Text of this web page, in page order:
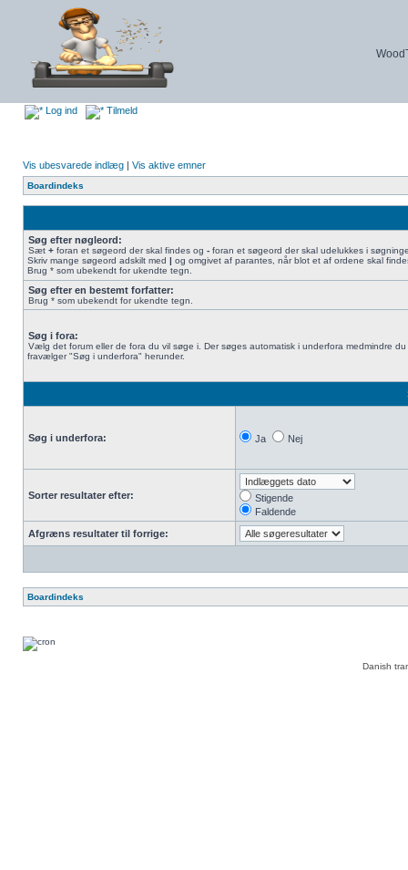
Log ind Tilmeld
Vis ubesvarede indlæg | Vis aktive emner
Boardindeks
Søg efter nøgleord:
Sæt + foran et søgeord der skal findes og - foran et søgeord der skal udelukkes i
Skriv mange søgeord adskilt med | og omgivet af parantes, når blot et af ordene skal
Brug * som ubekendt for ukendte tegn.
Søg efter en bestemt forfatter:
Brug * som ubekendt for ukendte tegn.
Søg i fora:
Vælg det forum eller de fora du vil søge i. Der søges automatisk i underfora medmindre du
fravælger "Søg i underfora" herunder.
Søg i underfora: Ja Nej
Sorter resultater efter:
Stigende
Faldende
Afgræns resultater til forrige:
Boardindeks
Danish